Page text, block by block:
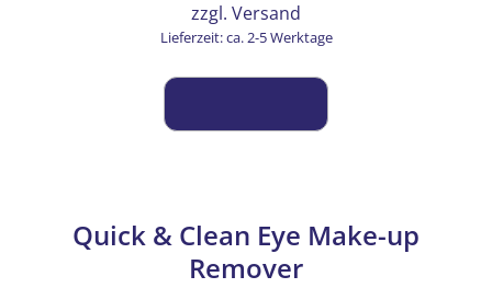
zzgl. Versand
Lieferzeit: ca. 2-5 Werktage
Quick & Clean Eye Make-up
Remover